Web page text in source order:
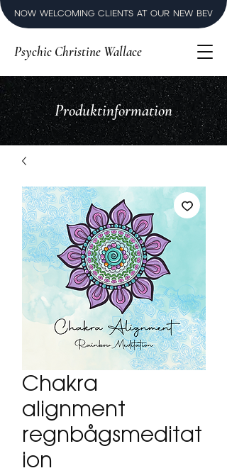
NOW WELCOMING CLIENTS AT OUR NEW
Psychic Christine Wallace
Produktinformation
Chakra
alignment
regnbågsmeditat
ion